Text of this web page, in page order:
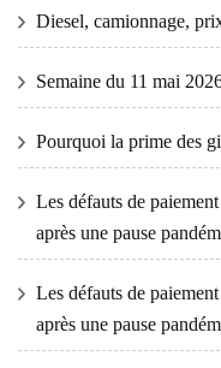
Diesel, camionnage,
Semaine du 11 mai
Pourquoi la prime des
Les défauts de
après une pause
Les défauts de
après une pause